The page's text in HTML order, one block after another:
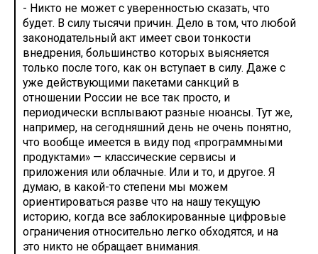
- Никто не может с уверенностью сказать, что
будет. В силу тысячи причин. Дело в том, что любой
законодательный акт имеет свои тонкости
внедрения, большинство которых выясняется
только после того, как он вступает в силу. Даже с
уже действующими пакетами санкций в
отношении России не все так просто, и
периодически всплывают разные нюансы. Тут же,
например, на сегодняшний день не очень понятно,
что вообще имеется в виду под «программными
продуктами» — классические сервисы и
приложения или облачные. Или и то, и другое. Я
думаю, в какой-то степени мы можем
ориентироваться разве что на нашу текущую
историю, когда все заблокированные цифровые
ограничения относительно легко обходятся, и на
это никто не обращает внимания.